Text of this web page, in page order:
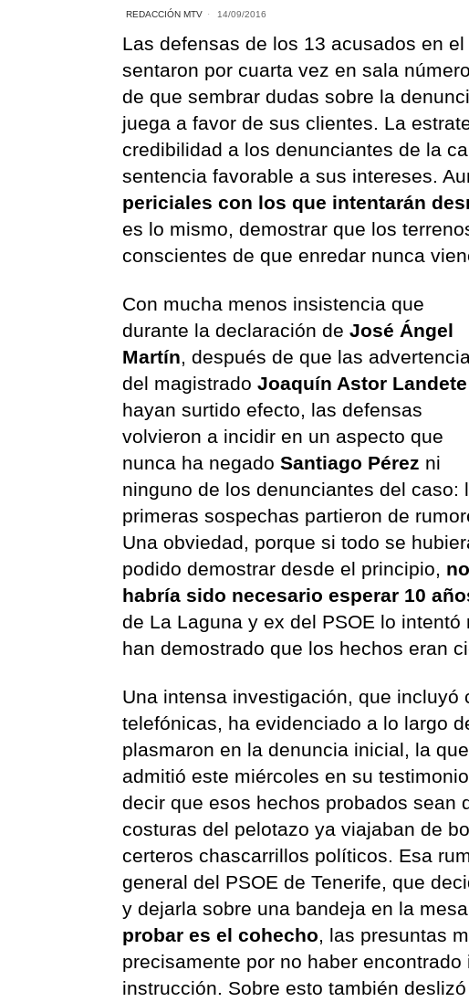
REDACCIÓN MTV 14/09/2016
Las defensas de los 13 acusados en
sentaron por cuarta vez en sala
de que sembrar dudas sobre la
juega a favor de sus clientes. La
credibilidad a los denunciantes de la
sentencia favorable a sus intereses.
periciales con los que intentarán
es lo mismo, demostrar que los
conscientes de que enredar nunca
Con mucha menos insistencia que
durante la declaración deJosé Ángel
Martín, después de que las
del magistradoJoaquín Astor Landete
hayan surtido efecto, las defensas
volvieron a incidir en un aspecto que
nunca ha negadoSantiago Pérez ni
ninguno de los denunciantes del caso:
primeras sospechas partieron de
Una obviedad, porque si todo se
podido demostrar desde el principio, no
habría sido necesario esperar 10
de La Laguna y ex del PSOE lo
han demostrado que los hechos eran
Una intensa investigación, que
telefónicas, ha evidenciado a lo largo
plasmaron en la denuncia inicial, la
admitió este miércoles en su
decir que esos hechos probados sean
costuras del pelotazo ya viajaban de
certeros chascarrillos políticos. Esa
general del PSOE de Tenerife, que
y dejarla sobre una bandeja en la
probar es el cohecho, las presuntas
precisamente por no haber
instrucción. Sobre esto también